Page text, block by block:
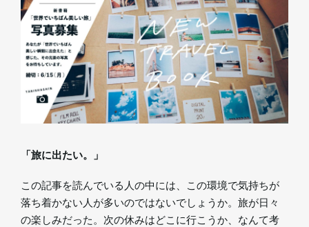
「旅に出たい。」
この記事を読んでいる人の中には、この環境で気持ちが
落ち着かない人が多いのではないでしょうか。旅が日々
の楽しみだった。次の休みはどこに行こうか、なんて考